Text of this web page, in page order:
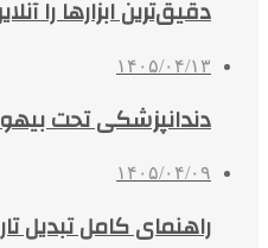
دقیق‌ترین ابزارها را
۱۴۰۵/۰۴/۱۳
دندانپزشکی تحت
۱۴۰۵/۰۴/۰۹
راهنمای کامل تبدیل